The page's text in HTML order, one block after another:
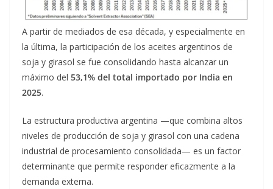
A partir de mediados de esa década, y especialmente en
la última, la participación de los aceites argentinos de
soja y girasol se fue consolidando hasta alcanzar un
máximo del 53,1% del total importado por India en
2025.
La estructura productiva argentina —que combina altos
niveles de producción de soja y girasol con una cadena
industrial de procesamiento consolidada— es un factor
determinante que permite responder eficazmente a la
demanda externa.